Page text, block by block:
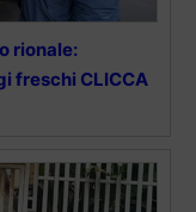
rionale:
freschi CLICCA